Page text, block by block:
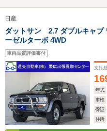
日産
ダットサン 2.7 ダブルキャブ
ーゼルターボ 4WD
車両品質評価書付
支払
年式
車検
保証
住所